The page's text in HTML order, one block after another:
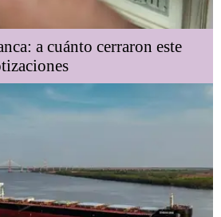
a cuánto cerraron este